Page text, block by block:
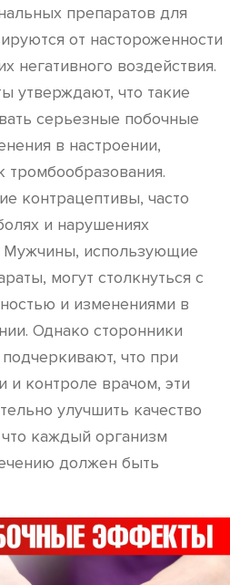
препаратов для
от настороженности
негативного воздействия.
утверждают, что такие
серьезные побочные
в настроении,
тромбообразования.
контрацептивы, часто
и нарушениях
Мужчины, использующие
могут столкнуться с
и изменениями в
Однако сторонники
что при
и контроле врачом, эти
улучшить качество
каждый организм
должен быть